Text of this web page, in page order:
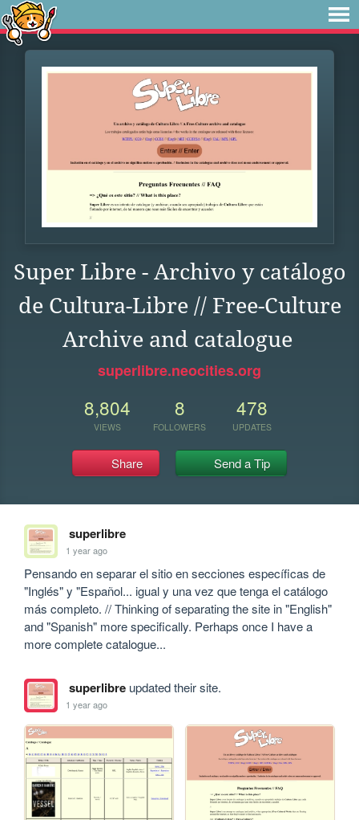
Super Libre - Archivo y catálogo
de Cultura-Libre // Free-Culture
Archive and catalogue
superlibre.neocities.org
8,804
VIEWS
8
FOLLOWERS
478
UPDATES
Share Send a Tip
superlibre
1 year ago
Pensando en separar el sitio en secciones específicas de
"Inglés" y "Español... igual y una vez que tenga el catálogo
más completo. // Thinking of separating the site in "English"
and "Spanish" more specifically. Perhaps once I have a
more complete catalogue...
superlibreupdated their site.
1 year ago